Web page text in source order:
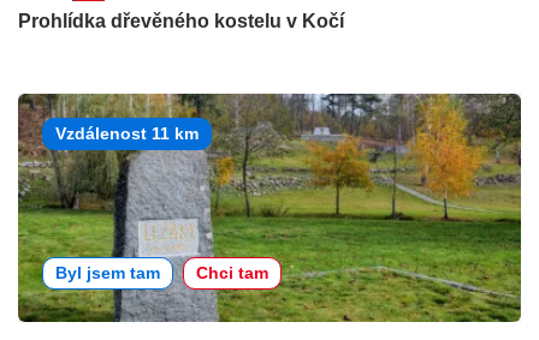
Prohlídka dřevěného kostelu v Kočí
Vzdálenost 11 km
Byl jsem tam Chci tam